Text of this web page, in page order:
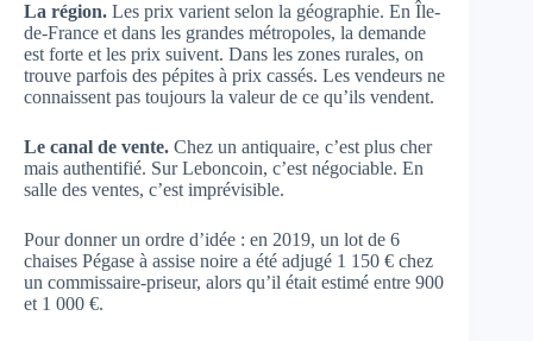
La région. Les prix varient selon la géographie. En Île-
de-France et dans les grandes métropoles, la demande
est forte et les prix suivent. Dans les zones rurales, on
trouve parfois des pépites à prix cassés. Les vendeurs ne
connaissent pas toujours la valeur de ce qu’ils vendent.
Le canal de vente. Chez un antiquaire, c’est plus cher
mais authentifié. Sur Leboncoin, c’est négociable. En
salle des ventes, c’est imprévisible.
Pour donner un ordre d’idée : en 2019, un lot de 6
chaises Pégase à assise noire a été adjugé 1 150 € chez
un commissaire-priseur, alors qu’il était estimé entre 900
et 1 000 €.